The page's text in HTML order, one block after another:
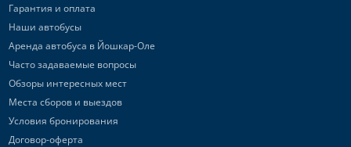
Гарантия и оплата
Наши автобусы
Аренда автобуса в Йошкар-Оле
Часто задаваемые вопросы
Обзоры интересных мест
Места сборов и выездов
Условия бронирования
Договор-оферта